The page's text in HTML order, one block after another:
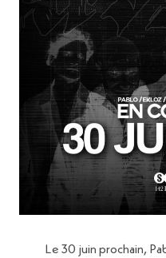
Le 30 juin prochain,